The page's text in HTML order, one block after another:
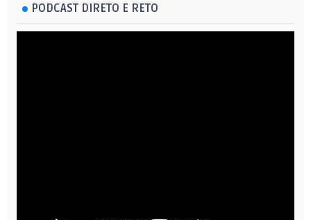
PODCAST DIRETO E RETO